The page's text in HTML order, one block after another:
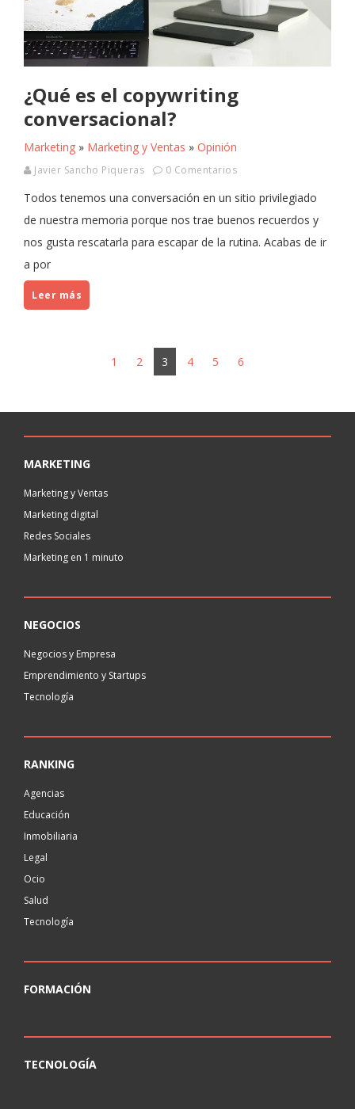
¿Qué es el copywriting
conversacional?
Marketing » Marketing y Ventas » Opinión
Javier Sancho Piqueras 0 Comentarios
Todos tenemos una conversación en un sitio privilegiado
de nuestra memoria porque nos trae buenos recuerdos y
nos gusta rescatarla para escapar de la rutina. Acabas de ir
a por
Leer más
1 2 3 4 5 6
MARKETING
Marketing y Ventas
Marketing digital
Redes Sociales
Marketing en 1 minuto
NEGOCIOS
Negocios y Empresa
Emprendimiento y Startups
Tecnología
RANKING
Agencias
Educación
Inmobiliaria
Legal
Ocio
Salud
Tecnología
FORMACIÓN
TECNOLOGÍA